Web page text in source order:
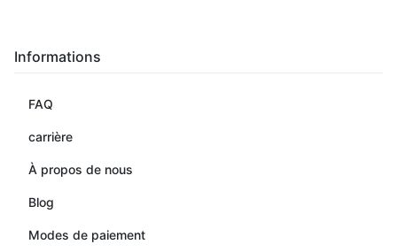
Informations
FAQ
carrière
À propos de nous
Blog
Modes de paiement